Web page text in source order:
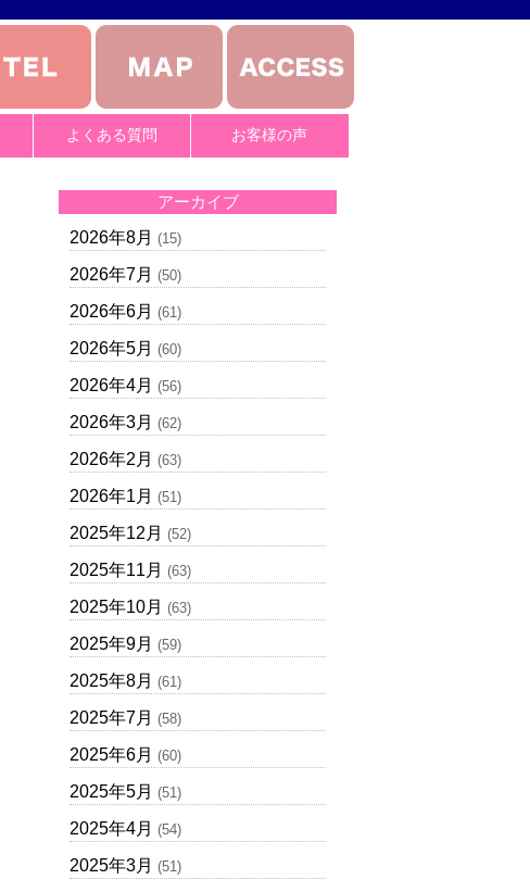
よくある質問 お客様の声
アーカイブ
2026年8月 (15)
2026年7月 (50)
2026年6月 (61)
2026年5月 (60)
2026年4月 (56)
2026年3月 (62)
2026年2月 (63)
2026年1月 (51)
2025年12月 (52)
2025年11月 (63)
2025年10月 (63)
2025年9月 (59)
2025年8月 (61)
2025年7月 (58)
2025年6月 (60)
2025年5月 (51)
2025年4月 (54)
2025年3月 (51)